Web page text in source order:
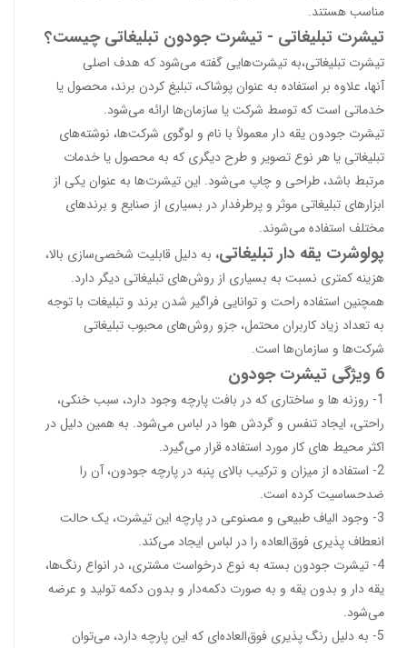
مناسب هستند.
تیشرت تبلیغاتی - تیشرت جودون تبلیغاتی چیست؟
تیشرت تبلیغاتی،به تیشرت‌هایی گفته می‌شود که هدف اصلی
آنها، علاوه بر استفاده به عنوان پوشاک، تبلیغ کردن برند، محصول یا
خدماتی است که توسط شرکت یا سازمان‌ها ارائه می‌شود.
تیشرت جودون یقه دار معمولاً با نام و لوگوی شرکت‌ها، نوشته‌های
تبلیغاتی یا هر نوع تصویر و طرح دیگری که به محصول یا خدمات
مرتبط باشد، طراحی و چاپ می‌شود. این تیشرت‌ها به عنوان یکی از
ابزارهای تبلیغاتی موثر و پرطرفدار در بسیاری از صنایع و برندهای
مختلف استفاده می‌شوند.
پولوشرت یقه دار تبلیغاتی، به دلیل قابلیت شخصی‌سازی بالا،
هزینه کمتری نسبت به بسیاری از روش‌های تبلیغاتی دیگر دارد.
همچنین استفاده راحت و توانایی فراگیر شدن برند و تبلیغات با توجه
به تعداد زیاد کاربران محتمل، جزو روش‌های محبوب تبلیغاتی
شرکت‌ها و سازمان‌ها است.
6 ویژگی تیشرت جودون
1- روزنه ها و ساختاری که در بافت پارچه وجود دارد، سبب خنکی،
راحتی، ایجاد تنفس و گردش هوا در لباس می‌شود. به همین دلیل در
اکثر محیط های کار مورد استفاده قرار می‌گیرد.
2- استفاده از میزان و ترکیب بالای پنبه در پارچه جودون، آن را
ضدحساسیت کرده است.
3- وجود الیاف طبیعی و مصنوعی در پارچه این تیشرت، یک حالت
انعطاف‌ پذیری فوق‌العاده را در لباس ایجاد می‌کند.
4- تیشرت جودون بسته به نوع درخواست مشتری، در انواع رنگ‌ها،
یقه دار و بدون یقه و به‌ صورت دکمه‌دار و بدون دکمه تولید و عرضه
می‌شود.
5- به‌ دلیل رنگ‌‌ پذیری فوق‌العاده‌ای که این پارچه دارد، می‌توان